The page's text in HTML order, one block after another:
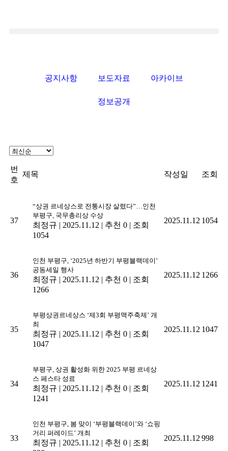
공지사항 보도자료 아카이브
정보공개
번
호
제목 작성일 조회
37
“상권 르네상스로 전통시장 살렸다”…인천
부평구, 국무총리상 수상
최정규 | 2025.11.12 | 추천 0 | 조회
1054
2025.11.12 1054
36
인천 부평구, ‘2025년 하반기 부평블랙데이’
공동세일 행사
최정규 | 2025.11.12 | 추천 0 | 조회
1266
2025.11.12 1266
35
부평상권르네상스 ‘제3회 부평맥주축제’ 개
최
최정규 | 2025.11.12 | 추천 0 | 조회
1047
2025.11.12 1047
34
부평구, 상권 활성화 위한 2025 부평 르네상
스 페스타 성료
최정규 | 2025.11.12 | 추천 0 | 조회
1241
2025.11.12 1241
33
인천 부평구, 봄 맞이 ‘부평블랙데이’와 ‘쇼핑
거리 퍼레이드’ 개최
최정규 | 2025.11.12 | 추천 0 | 조회
2025.11.12 998